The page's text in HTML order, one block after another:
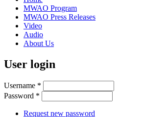
MWAO Program
MWAO Press Releases
Video
Audio
About Us
User login
Username *
Password *
Request new password